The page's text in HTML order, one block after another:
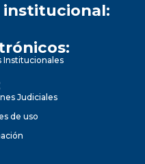
Institucionales
Judiciales
de uso